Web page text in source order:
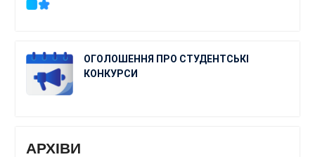
ОГОЛОШЕННЯ ПРО СТУДЕНТСЬКІ
КОНКУРСИ
АРХІВИ